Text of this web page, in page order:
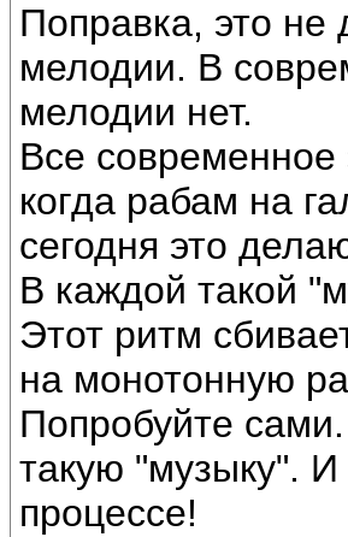
Поправка, это не
мелодии. В
мелодии нет.
Все современное
когда рабам на
сегодня это
В каждой такой
Этот ритм
на монотонную
Попробуйте
такую "музыку".
процессе!